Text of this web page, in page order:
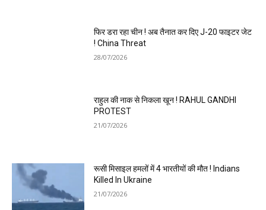
फिर डरा रहा चीन ! अब तैनात कर दिए J-20 फाइटर जेट
! China Threat
28/07/2026
राहुल की नाक से निकला खून ! RAHUL GANDHI
PROTEST
21/07/2026
रूसी मिसाइल हमलों में 4 भारतीयों की मौत ! Indians
Killed In Ukraine
21/07/2026